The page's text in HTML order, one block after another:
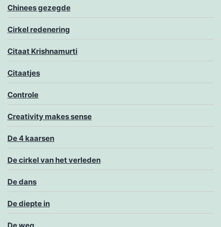
Chinees gezegde
Cirkel redenering
Citaat Krishnamurti
Citaatjes
Controle
Creativity makes sense
De 4 kaarsen
De cirkel van het verleden
De dans
De diepte in